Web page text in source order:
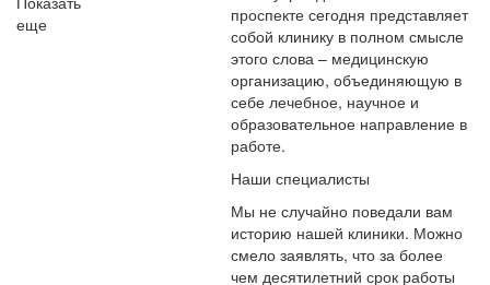
еще
проспекте сегодня представляет
собой клинику в полном смысле
этого слова – медицинскую
организацию, объединяющую в
себе лечебное, научное и
образовательное направление в
работе.
Наши специалисты
Мы не случайно поведали вам
историю нашей клиники. Можно
смело заявлять, что за более
чем десятилетний срок работы